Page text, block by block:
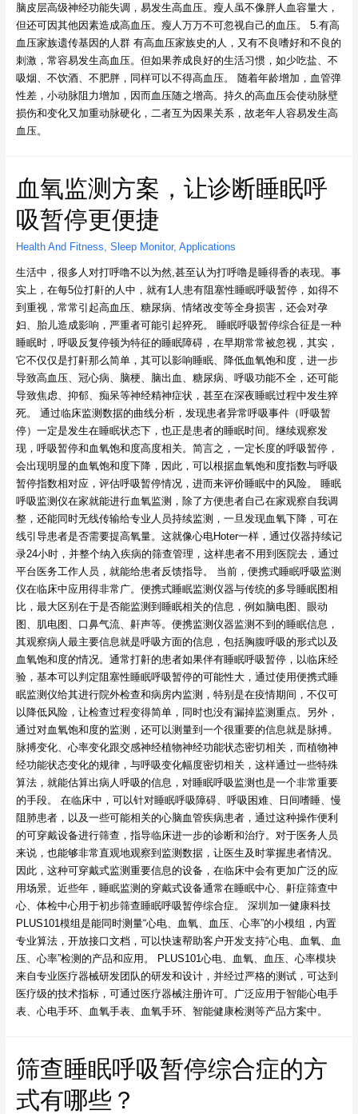
脑皮层高级神经功能失调，易发生高血压。瘦人虽不像胖人血容量大，
但还可因其他因素造成高血压。瘦人万万不可忽视自己的血压。 5.有高
血压家族遗传基因的人群 有高血压家族史的人，又有不良嗜好和不良的
刺激，常容易发生高血压。但如果养成良好的生活习惯，如少吃盐、不
吸烟、不饮酒、不肥胖，同样可以不得高血压。 随着年龄增加，血管弹
性差，小动脉阻力增加，因而血压随之增高。持久的高血压会使动脉壁
损伤和变化又加重动脉硬化，二者互为因果关系，故老年人容易发生高
血压。
血氧监测方案，让诊断睡眠呼
吸暂停更便捷
Health And Fitness Sleep Monitor, Applications
生活中，很多人对打呼噜不以为然,甚至认为打呼噜是睡得香的表现。事
实上，在每5位打鼾的人中，就有1人患有阻塞性睡眠呼吸暂停，如得不
到重视，常常引起高血压、糖尿病、情绪改变等全身损害，还会对孕
妇、胎儿造成影响，严重者可能引起猝死。 睡眠呼吸暂停综合征是一种
睡眠时，呼吸反复停顿为特征的睡眠障碍，在早期常常被忽视，其实，
它不仅仅是打鼾那么简单，其可以影响睡眠、降低血氧饱和度，进一步
导致高血压、冠心病、脑梗、脑出血、糖尿病、呼吸功能不全，还可能
导致焦虑、抑郁、痴呆等神经精神症状，甚至在深夜睡眠过程中发生猝
死。 通过临床监测数据的曲线分析，发现患者异常呼吸事件（呼吸暂
停）一定是发生在睡眠状态下，也正是患者的睡眠时间。继续观察发
现，呼吸暂停和血氧饱和度高度相关。简言之，一定长度的呼吸暂停，
会出现明显的血氧饱和度下降，因此，可以根据血氧饱和度指数与呼吸
暂停指数相对应，评估呼吸暂停情况，进而来评价睡眠中的风险。 睡眠
呼吸监测仪在家就能进行血氧监测，除了方便患者自己在家观察自我调
整，还能同时无线传输给专业人员持续监测，一旦发现血氧下降，可在
线引导患者是否需要提高氧量。这就像心电Hoter一样，通过仪器持续记
录24小时，并整个纳入疾病的筛查管理，这样患者不用到医院去，通过
平台医务工作人员，就能给患者反馈指导。 当前，便携式睡眠呼吸监测
仪在临床中应用得非常广。便携式睡眠监测仪器与传统的多导睡眠图相
比，最大区别在于是否能监测到睡眠相关的信息，例如脑电图、眼动
图、肌电图、口鼻气流、鼾声等。便携监测仪器监测不到的睡眠信息，
其观察病人最主要信息就是呼吸方面的信息，包括胸腹呼吸的形式以及
血氧饱和度的情况。通常打鼾的患者如果伴有睡眠呼吸暂停，以临床经
验，基本可以判定阻塞性睡眠呼吸暂停的可能性大，通过使用便携式睡
眠监测仪给其进行院外检查和病房内监测，特别是在疫情期间，不仅可
以降低风险，让检查过程变得简单，同时也没有漏掉监测重点。另外，
通过对血氧饱和度的监测，还可以测量到一个很重要的信息就是脉搏。
脉搏变化、心率变化跟交感神经植物神经功能状态密切相关，而植物神
经功能状态变化的规律，与呼吸变化幅度密切相关，这样通过一些特殊
算法，就能估算出病人呼吸的信息，对睡眠呼吸监测也是一个非常重要
的手段。 在临床中，可以针对睡眠呼吸障碍、呼吸困难、日间嗜睡、慢
阻肺患者，以及一些可能相关的心脑血管疾病患者，通过这种操作便利
的可穿戴设备进行筛查，指导临床进一步的诊断和治疗。对于医务人员
来说，也能够非常直观地观察到监测数据，让医生及时掌握患者情况。
因此，这种可穿戴式监测重要信息的设备，在临床中会有更加广泛的应
用场景。近些年，睡眠监测的穿戴式设备通常在睡眠中心、鼾症筛查中
心、体检中心用于初步筛查睡眠呼吸暂停综合症。 深圳加一健康科技
PLUS101模组是能同时测量“心电、血氧、血压、心率”的小模组，内置
专业算法，开放接口文档，可以快速帮助客户开发支持“心电、血氧、血
压、心率”检测的产品和应用。 PLUS101心电、血氧、血压、心率模块
来自专业医疗器械研发团队的研发和设计，并经过严格的测试，可达到
医疗级的技术指标，可通过医疗器械注册许可。广泛应用于智能心电手
表、心电手环、血氧手表、血氧手环、智能健康检测等产品方案中。
筛查睡眠呼吸暂停综合症的方
式有哪些？